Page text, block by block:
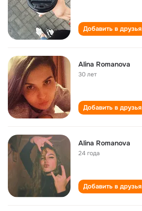
Добавить в друзья
Alina Romanova
30 лет
Добавить в друзья
Alina Romanova
24 года
Добавить в друзья